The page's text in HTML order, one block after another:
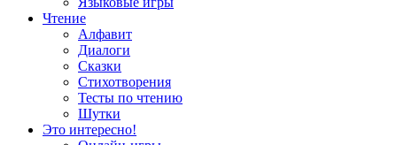
Чтение
Алфавит
Диалоги
Сказки
Стихотворения
Тесты по чтению
Шутки
Это интересно!